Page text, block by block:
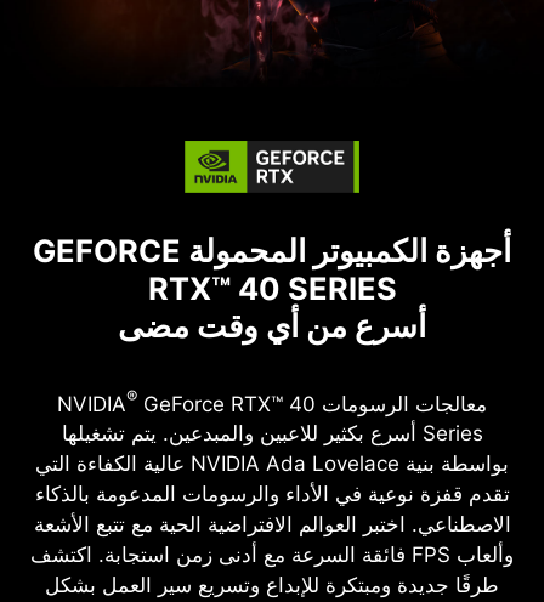
أجهزة الكمبيوتر المحمولة GEFORCE
RTX™ 40 SERIES
أسرع من أي وقت مضى
معالجات الرسومات NVIDIA ® GeForce RTX™ 40
Series أسرع بكثير للاعبين والمبدعين. يتم تشغيلها
بواسطة بنية NVIDIA Ada Lovelace عالية الكفاءة التي
تقدم قفزة نوعية في الأداء والرسومات المدعومة بالذكاء
الاصطناعي. اختبر العوالم الافتراضية الحية مع تتبع الأشعة
وألعاب FPS فائقة السرعة مع أدنى زمن استجابة. اكتشف
طرقًا جديدة ومبتكرة للإبداع وتسريع سير العمل بشكل